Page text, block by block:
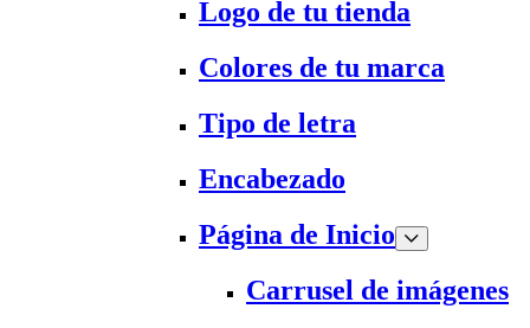
Logo de tu tienda
Colores de tu marca
Tipo de letra
Encabezado
Página de Inicio
Carrusel de imágenes